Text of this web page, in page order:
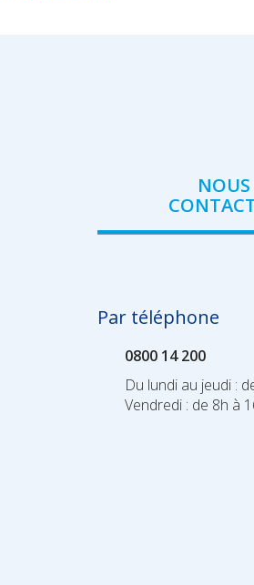
NOUS
Par téléphone
0800 14 200
Du lundi au jeudi :
Vendredi : de 8h à